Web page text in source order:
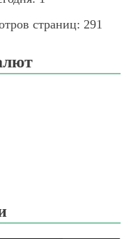
страниц: 291